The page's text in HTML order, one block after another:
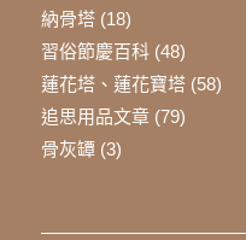
納骨塔(18)
習俗節慶百科(48)
蓮花塔、蓮花寶塔(58)
追思用品文章(79)
骨灰罈(3)